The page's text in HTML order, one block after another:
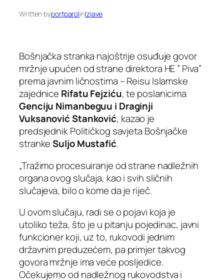
Written byportparolinIzjave
Bošnjačka stranka najoštrije osuđuje govor
mržnje upućen od strane direktora HE ” Piva”
prema javnim ličnostima – Reisu Islamske
zajednice Rifatu Fejziću, te poslanicima
Genciju Nimanbeguu i Draginji
Vuksanović Stanković, kazao je
predsjednik Političkog savjeta Bošnjačke
strankeSuljo Mustafić.
„Tražimo procesuiranje od strane nadležnih
organa ovog slučaja, kao i svih sličnih
slučajeva, bilo o kome da je riječ.
U ovom slučaju, radi se o pojavi koja je
utoliko teža, što je u pitanju pojedinac, javni
funkcioner koji, uz to, rukovodi jednim
državnim preduzećem, pa primjer takvog
govora mržnje ima veće posljedice.
Očekujemo od nadležnog rukovodstva i